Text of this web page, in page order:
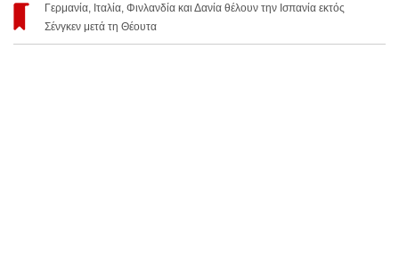
Γερμανία, Ιταλία, Φινλανδία και Δανία θέλουν την Ισπανία εκτός
Σένγκεν μετά τη Θέουτα